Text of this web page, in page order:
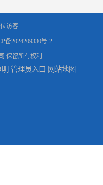
位访客
备2024209330号-2
保留所有权利.
明 管理员入口 网站地图